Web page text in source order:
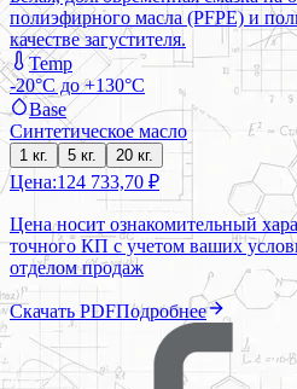
полиэфирного масла (PFPE) и
качестве загустителя.
Temp
-20°C до +130°C
Base
Синтетическое масло
1 кг. 5 кг. 20 кг.
Цена:124 733,70 ₽
Цена носит ознакомительный
точного КП с учетом ваших
отделом продаж
Скачать PDFПодробнее